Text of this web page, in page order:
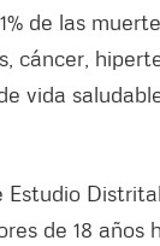
de las
cáncer,
vida
de 18 años